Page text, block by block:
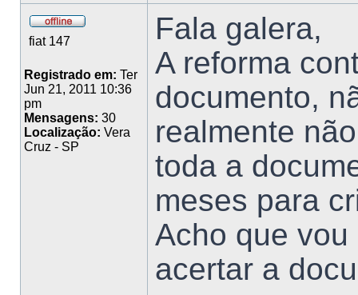
fiat 147
Registrado em: Ter
Jun 21, 2011 10:36
pm
Mensagens: 30
Localização: Vera
Cruz - SP
Fala galera,
A reforma
documento,
realmente
toda a
meses para
Acho que
acertar a